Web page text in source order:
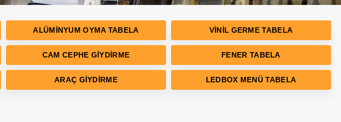
ALÜMINYUM OYMA TABELA VINIL GERME TABELA
CAM CEPHE GIYDIRME FENER TABELA
ARAÇ GIYDIRME LEDBOX MENÜ TABELA